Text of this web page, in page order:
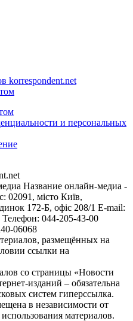
korrespondent.net
и персональных
Название онлайн-медиа -
02091, місто Київ,
172-Б, офіс 208/1 E-mail:
Телефон: 044-205-43-00
06068
размещённых на
ссылки на
со страницы «Новости
изданий – обязательна
систем гиперссылка.
в независимости от
материалов.